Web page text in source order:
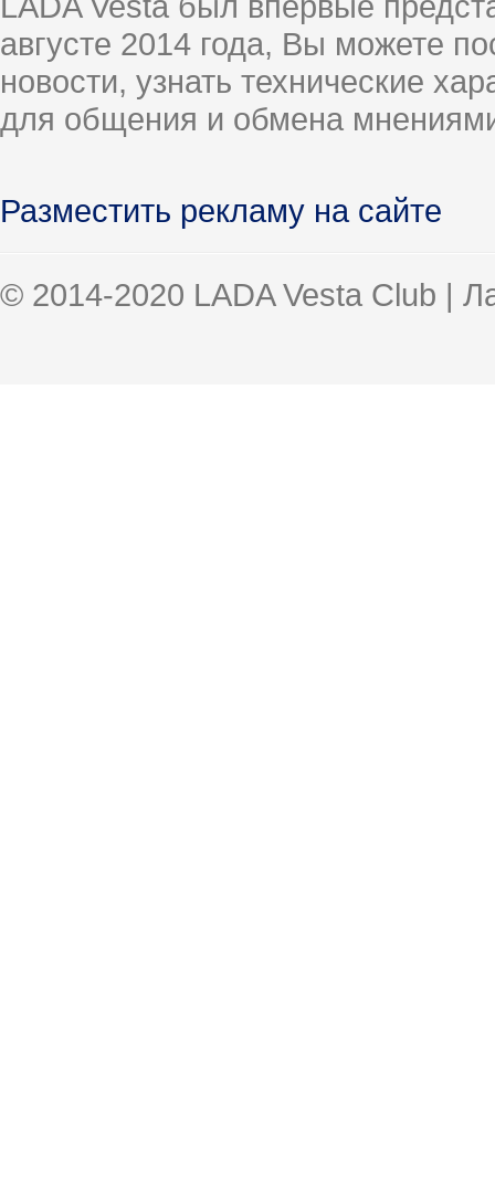
августе 2014 года, Вы можете
новости, узнать технические
для общения и обмена
Разместить рекламу на сайте
© 2014-2020 LADA Vesta Club |